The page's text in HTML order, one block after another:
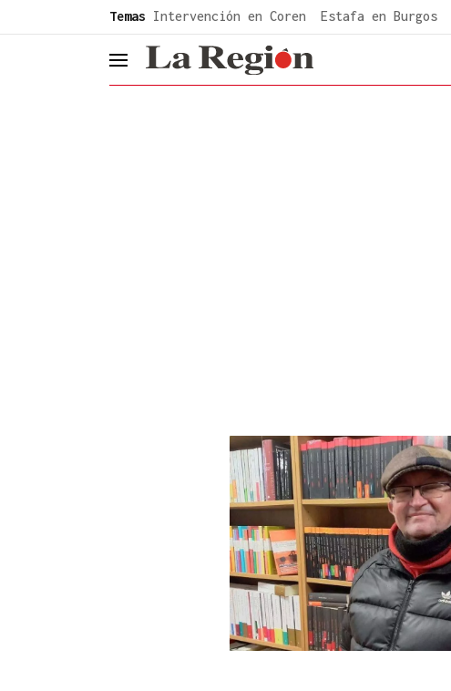
Temas Intervención en Coren Estafa en Burgos
header.menu.open